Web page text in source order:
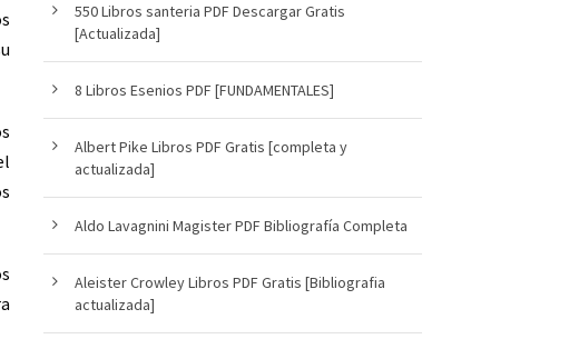
550 Libros santeria PDF Descargar Gratis
[Actualizada]
8 Libros Esenios PDF [FUNDAMENTALES]
Albert Pike Libros PDF Gratis [completa y
actualizada]
Aldo Lavagnini Magister PDF Bibliografía Completa
Aleister Crowley Libros PDF Gratis [Bibliografia
actualizada]